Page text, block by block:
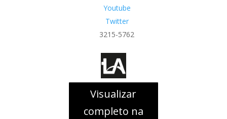
Youtube
Twitter
3215-5762
Visualizar
completo na